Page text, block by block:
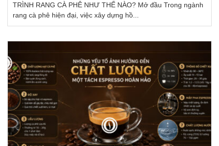
TRÌNH RANG CÀ PHÊ NHƯ THẾ NÀO? Mở đầu Trong ngành
rang cà phê hiện đại, việc xây dựng hồ...